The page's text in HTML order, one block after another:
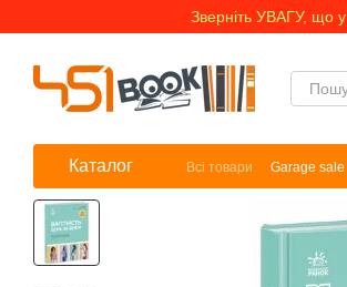
Перейти до основного контентуЗверніть УВАГУ, що
Каталог Всі товари Garage sale